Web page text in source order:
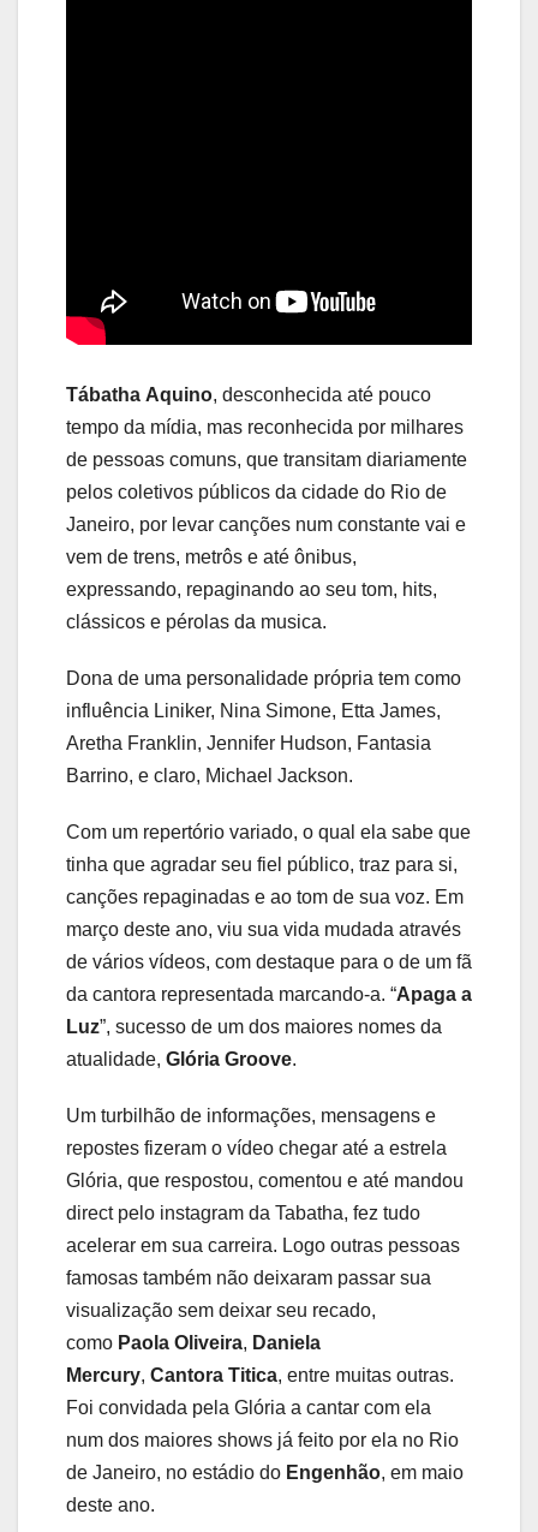
Tábatha Aquino, desconhecida até pouco
tempo da mídia, mas reconhecida por milhares
de pessoas comuns, que transitam diariamente
pelos coletivos públicos da cidade do Rio de
Janeiro, por levar canções num constante vai e
vem de trens, metrôs e até ônibus,
expressando, repaginando ao seu tom, hits,
clássicos e pérolas da musica.
Dona de uma personalidade própria tem como
influência Liniker, Nina Simone, Etta James,
Aretha Franklin, Jennifer Hudson, Fantasia
Barrino, e claro, Michael Jackson.
Com um repertório variado, o qual ela sabe que
tinha que agradar seu fiel público, traz para si,
canções repaginadas e ao tom de sua voz. Em
março deste ano, viu sua vida mudada através
de vários vídeos, com destaque para o de um fã
da cantora representada marcando-a. “Apaga a
Luz”, sucesso de um dos maiores nomes da
atualidade, Glória Groove.
Um turbilhão de informações, mensagens e
repostes fizeram o vídeo chegar até a estrela
Glória, que respostou, comentou e até mandou
direct pelo instagram da Tabatha, fez tudo
acelerar em sua carreira. Logo outras pessoas
famosas também não deixaram passar sua
visualização sem deixar seu recado,
como Paola Oliveira, Daniela
Mercury, Cantora Titica, entre muitas outras.
Foi convidada pela Glória a cantar com ela
num dos maiores shows já feito por ela no Rio
de Janeiro, no estádio do Engenhão, em maio
deste ano.